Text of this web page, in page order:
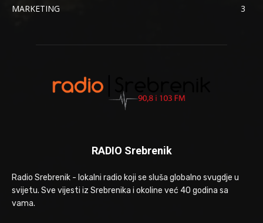
MARKETING
3
RADIO Srebrenik
Radio Srebrenik - lokalni radio koji se sluša globalno svugdje u
svijetu. Sve vijesti iz Srebrenika i okoline već 40 godina sa
vama.